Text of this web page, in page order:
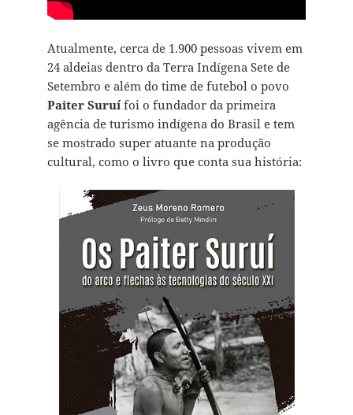
Atualmente, cerca de 1.900 pessoas vivem em
24 aldeias dentro da Terra Indígena Sete de
Setembro e além do time de futebol o povo
Paiter Suruífoi o fundador da primeira
agência de turismo indígena do Brasil e tem
se mostrado super atuante na produção
cultural, como o livro que conta sua história: